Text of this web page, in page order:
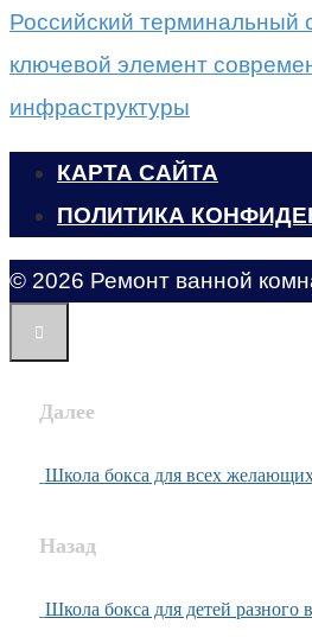
Российский терминальный
ключевой элемент
инфраструктуры
КАРТА САЙТА
ПОЛИТИКА
© 2026 Ремонт ванной
Далее
Школа бокса для всех
Назад
Школа бокса для детей разного